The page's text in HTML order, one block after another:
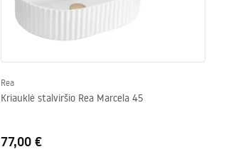
Rea
Kriauklė stalviršio Rea Marcela 45
77,00 €